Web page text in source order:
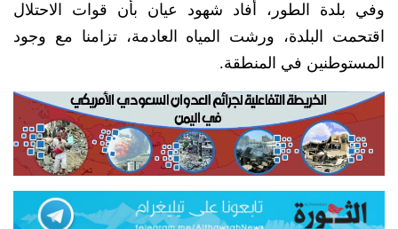
وفي بلدة الطور، أفاد شهود عيان بأن قوات الاحتلال
اقتحمت البلدة، ورشت المياه العادمة، تزامنا مع وجود
المستوطنين في المنطقة.